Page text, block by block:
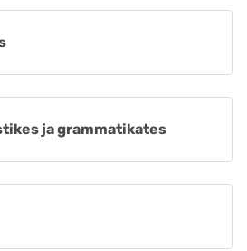
ja grammatikates